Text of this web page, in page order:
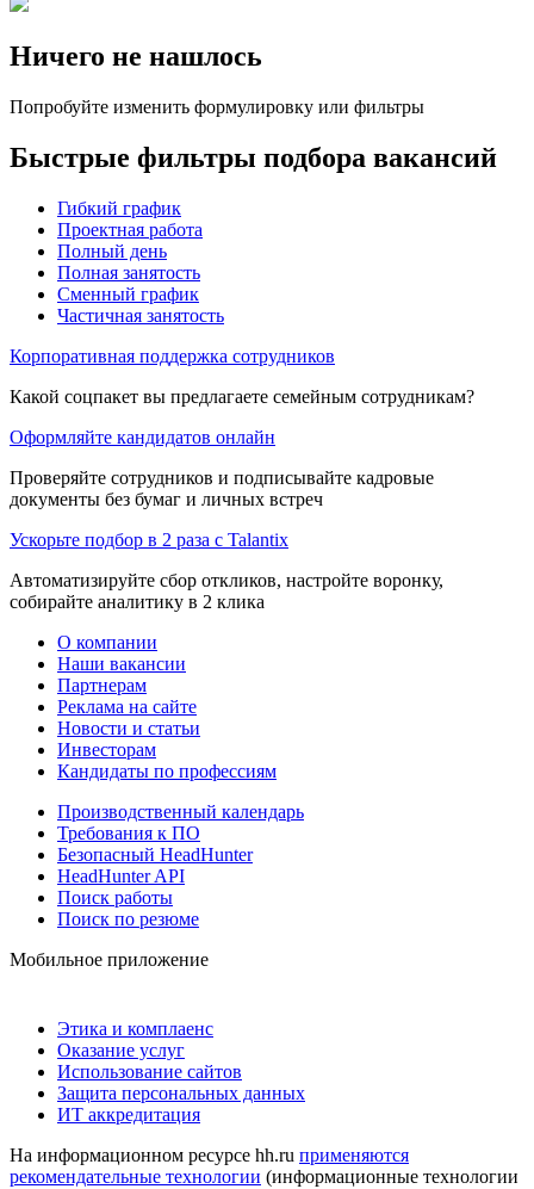
Ничего не нашлось
Попробуйте изменить формулировку или фильтры
Быстрые фильтры подбора вакансий
Гибкий график
Проектная работа
Полный день
Полная занятость
Сменный график
Частичная занятость
Корпоративная поддержка сотрудников
Какой соцпакет вы предлагаете семейным сотрудникам?
Оформляйте кандидатов онлайн
Проверяйте сотрудников и подписывайте кадровые
документы без бумаг и личных встреч
Ускорьте подбор в 2 раза с Talantix
Автоматизируйте сбор откликов, настройте воронку,
собирайте аналитику в 2 клика
О компании
Наши вакансии
Партнерам
Реклама на сайте
Новости и статьи
Инвесторам
Кандидаты по профессиям
Производственный календарь
Требования к ПО
Безопасный HeadHunter
HeadHunter API
Поиск работы
Поиск по резюме
Мобильное приложение
Этика и комплаенс
Оказание услуг
Использование сайтов
Защита персональных данных
ИТ аккредитация
На информационном ресурсе hh.ru применяются
рекомендательные технологии (информационные технологии